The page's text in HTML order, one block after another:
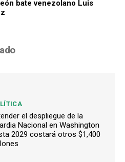
bate venezolano Luis
el despliegue de la
Nacional en Washington
2029 costará otros $1,400